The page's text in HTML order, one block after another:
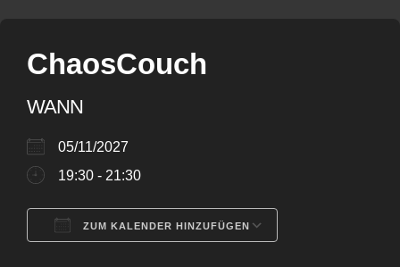
ChaosCouch
WANN
05/11/2027
19:30 - 21:30
ZUM KALENDER HINZUFÜGEN